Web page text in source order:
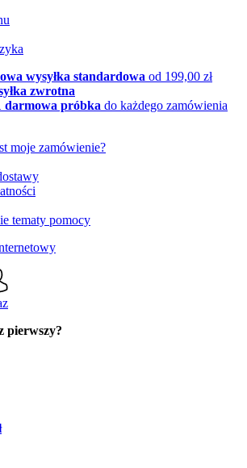
wysyłka standardowa od 199,00 zł
zwrotna
darmowa próbka do każdego zamówienia
moje zamówienie?
tematy pomocy
pierwszy?